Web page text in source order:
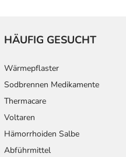
HÄUFIG GESUCHT
Wärmepflaster
Sodbrennen Medikamente
Thermacare
Voltaren
Hämorrhoiden Salbe
Abführmittel